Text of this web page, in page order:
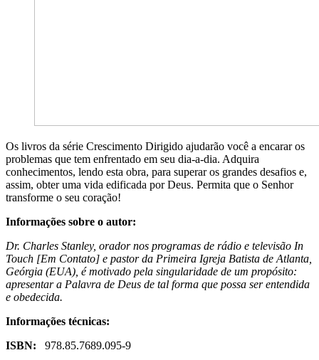
Os livros da série Crescimento Dirigido ajudarão você a encarar os
problemas que tem enfrentado em seu dia-a-dia. Adquira
conhecimentos, lendo esta obra, para superar os grandes desafios e,
assim, obter uma vida edificada por Deus. Permita que o Senhor
transforme o seu coração!
Informações sobre o autor:
Dr. Charles Stanley, orador nos programas de rádio e televisão In
Touch [Em Contato] e pastor da Primeira Igreja Batista de Atlanta,
Geórgia (EUA), é motivado pela singularidade de um propósito:
apresentar a Palavra de Deus de tal forma que possa ser entendida
e obedecida.
Informações técnicas:
ISBN:
978.85.7689.095-9